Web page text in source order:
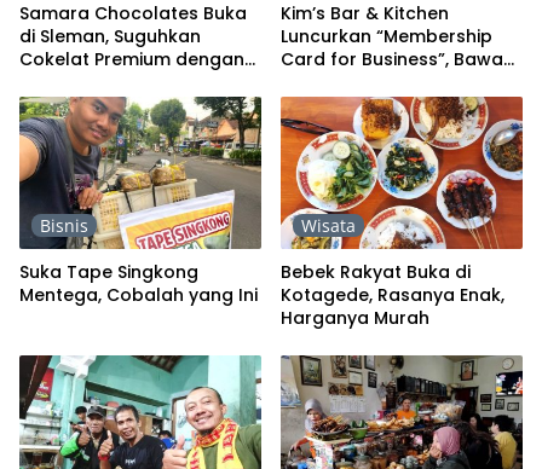
Samara Chocolates Buka
di Sleman, Suguhkan
Cokelat Premium dengan
Kim’s Bar & Kitchen
Luncurkan “Membership
Card for Business”, Bawa
Bisnis
Suka Tape Singkong
Mentega, Cobalah yang Ini
Wisata
Bebek Rakyat Buka di
Kotagede, Rasanya Enak,
Harganya Murah